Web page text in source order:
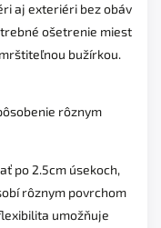
aj exteriéri bez obáv
ošetrenie miest
bužírkou.
rôznym
po 2.5cm úsekoch,
rôznym povrchom
umožňuje